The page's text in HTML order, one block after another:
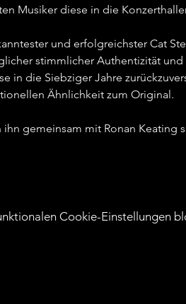
Musiker diese in die
und erfolgreichster Cat
stimmlicher Authentizität
in die Siebziger Jahre
Ähnlichkeit zum Original.
gemeinsam mit Ronan Keating
Cookie-Einstellungen